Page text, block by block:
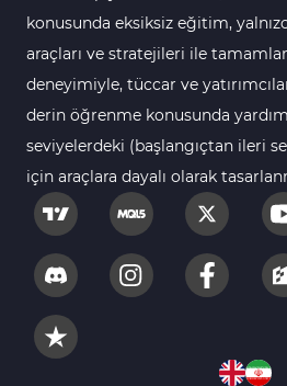
Göstergeleri
Intraday MT4
MetaTrader 4’te
DrawdownGöstergeleri
Binary Options MT4
Göstergeleri
Öncü MT4 Göstergeleri
Akıllı Para MT4
Destek ve Direnç MT4
Harmonik MT4
konusunda eksiksiz eğitim,
araçları ve stratejileri ile
deneyimiyle, tüccar ve
derin öğrenme konusunda
seviyelerdeki (başlangıçtan ileri
için araçlara dayalı olarak